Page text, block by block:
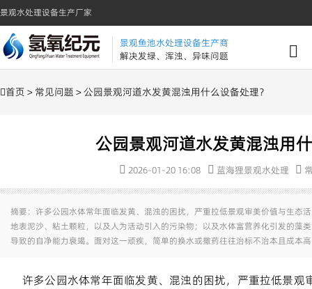
景观水处理设备生产厂家
景观鱼池水处理设备生产商
解决发绿、浑浊、异味问题
首页 > 常见问题 > 公园景观河道水发黄混浊用什么设备处理？
公园景观河道水发黄混浊用
2026-01-20 16:08 蓝海狸景观水处理
摘要：许多公园水体常年面临发黄、混浊的困扰，严重拉低景观审美价值与生态
地表泥沙、粘土颗粒，以及人为活动引入的污染物；以及水体富营养化引发的藻
导致的自净能力衰竭。面对这一顽疾，简单的换水或撒药往往治标不治本且成本
许多公园水体常年面临发黄、混浊的困扰，严重拉低景